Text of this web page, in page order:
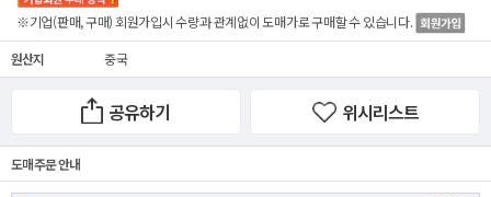
※기업(판매, 구매) 회원가입시 수량과 관계없이도매가로 구매할 수 있습니다.
원산지 중국
공유하기 위시리스트
도매 주문 안내